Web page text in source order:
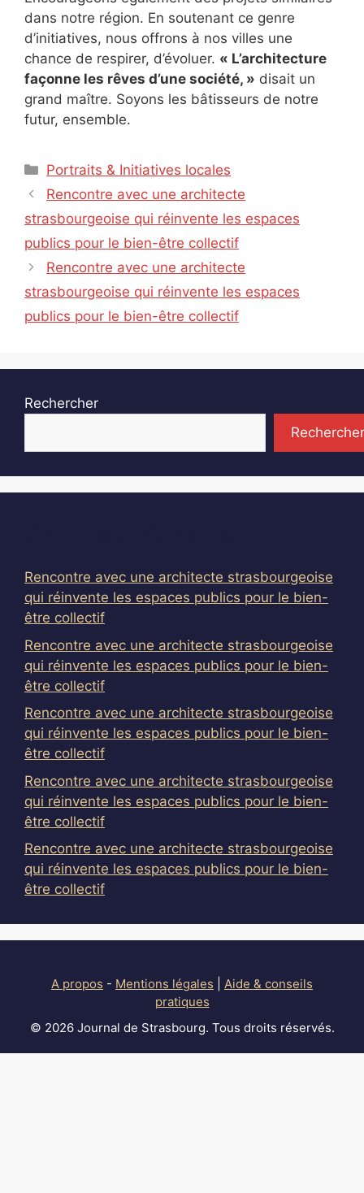
dans notre région. En soutenant ce genre
d’initiatives, nous offrons à nos villes une
chance de respirer, d’évoluer. « L’architecture
façonne les rêves d’une société, » disait un
grand maître. Soyons les bâtisseurs de notre
futur, ensemble.
Catégories
Portraits & Initiatives locales
Rencontre avec une architecte
strasbourgeoise qui réinvente les espaces
publics pour le bien-être collectif
Rencontre avec une architecte
strasbourgeoise qui réinvente les espaces
publics pour le bien-être collectif
Rechercher
Rechercher
Rencontre avec une architecte strasbourgeoise
qui réinvente les espaces publics pour le bien-
être collectif
Rencontre avec une architecte strasbourgeoise
qui réinvente les espaces publics pour le bien-
être collectif
Rencontre avec une architecte strasbourgeoise
qui réinvente les espaces publics pour le bien-
être collectif
Rencontre avec une architecte strasbourgeoise
qui réinvente les espaces publics pour le bien-
être collectif
Rencontre avec une architecte strasbourgeoise
qui réinvente les espaces publics pour le bien-
être collectif
A propos - Mentions légales
Aide & conseils
pratiques
© 2026 Journal de Strasbourg. Tous droits réservés.